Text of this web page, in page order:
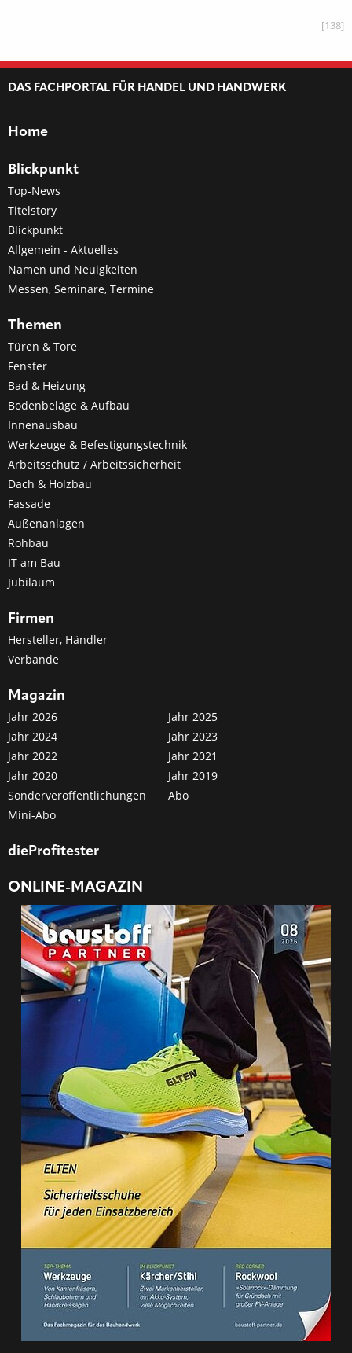
[138]
DAS FACHPORTAL FÜR HANDEL UND HANDWERK
Home
Blickpunkt
Top-News
Titelstory
Blickpunkt
Allgemein - Aktuelles
Namen und Neuigkeiten
Messen, Seminare, Termine
Themen
Türen & Tore
Fenster
Bad & Heizung
Bodenbeläge & Aufbau
Innenausbau
Werkzeuge & Befestigungstechnik
Arbeitsschutz / Arbeitssicherheit
Dach & Holzbau
Fassade
Außenanlagen
Rohbau
IT am Bau
Jubiläum
Firmen
Hersteller, Händler
Verbände
Magazin
Jahr 2026
Jahr 2025
Jahr 2024
Jahr 2023
Jahr 2022
Jahr 2021
Jahr 2020
Jahr 2019
Sonderveröffentlichungen
Abo
Mini-Abo
dieProfitester
ONLINE-MAGAZIN